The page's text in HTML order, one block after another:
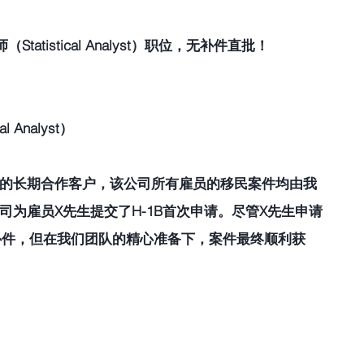
（Statistical Analyst）职位，无补件直批！
Analyst）
长期合作客户，该公司所有雇员的移民案件均由我
为雇员X先生提交了H-1B首次申请。尽管X先生申请
，但在我们团队的精心准备下，案件最终顺利获